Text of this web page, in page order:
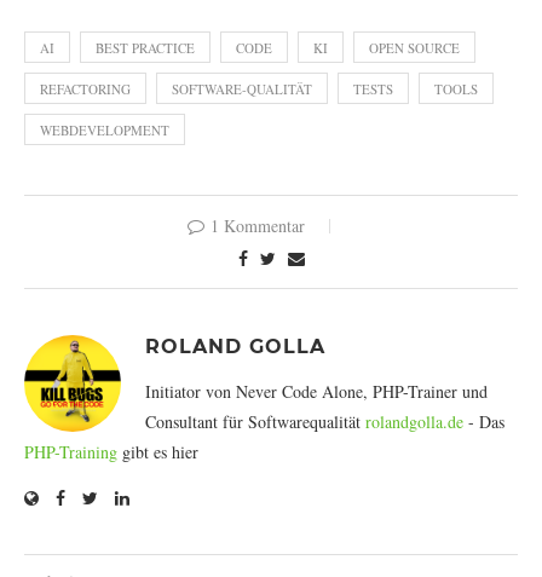
AI BEST PRACTICE CODE KI OPEN SOURCE
REFACTORING SOFTWARE-QUALITÄT TESTS TOOLS
WEBDEVELOPMENT
1 Kommentar
ROLAND GOLLA
Initiator von Never Code Alone, PHP-Trainer und
Consultant für Softwarequalität rolandgolla.de - Das
PHP-Training gibt es hier